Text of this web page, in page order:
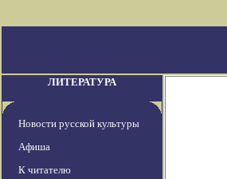
ЛИТЕРАТУРА
Новости русской культуры
Афиша
К читателю